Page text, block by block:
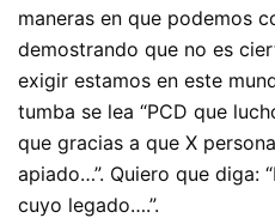
maneras en que podemos
demostrando que no es
exigir estamos en este
tumba se lea “PCD que
que gracias a que X
apiado…”. Quiero que diga:
cuyo legado….”.